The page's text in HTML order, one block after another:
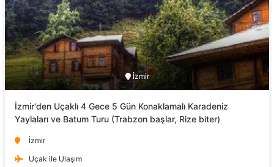
İzmir
İzmir'den Uçaklı 4 Gece 5 Gün Konaklamalı Karadeniz
Yaylaları ve Batum Turu (Trabzon başlar, Rize biter)
İzmir
Uçak ile Ulaşım